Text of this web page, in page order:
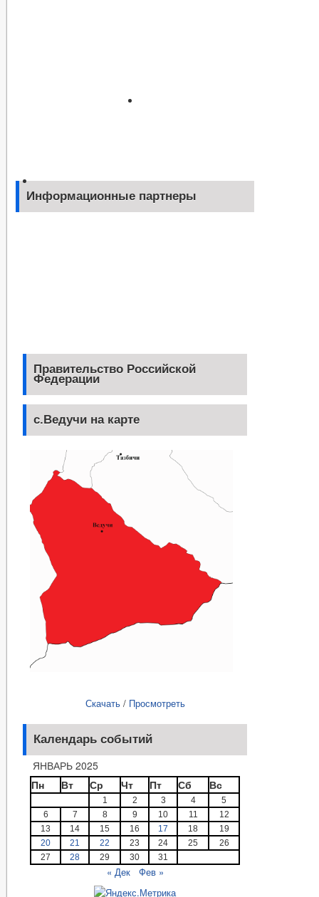
Информационные партнеры
Правительство Российской
Федерации
с.Ведучи на карте
Скачать/ Просмотреть
Календарь событий
ЯНВАРЬ 2025
Пн
Вт Ср Чт Пт Сб Вс
1 2 3 4
5
6
7 8 9 10 11
12
13
14 15 16 17 18
19
20
21 22 23 24 25
26
27
28 29 30 31
« Дек Фев »